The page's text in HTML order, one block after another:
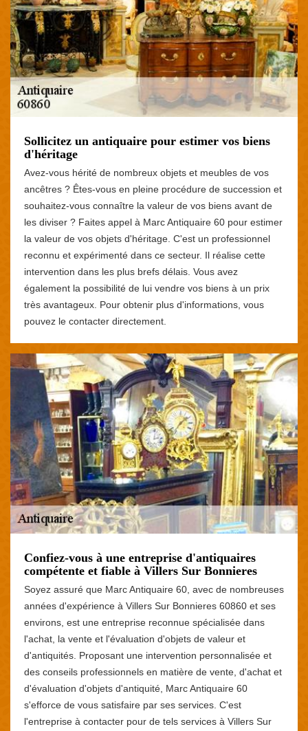
Sollicitez un antiquaire pour estimer vos biens
d'héritage
Avez-vous hérité de nombreux objets et meubles de vos
ancêtres ? Êtes-vous en pleine procédure de succession et
souhaitez-vous connaître la valeur de vos biens avant de
les diviser ? Faites appel à Marc Antiquaire 60 pour estimer
la valeur de vos objets d'héritage. C'est un professionnel
reconnu et expérimenté dans ce secteur. Il réalise cette
intervention dans les plus brefs délais. Vous avez
également la possibilité de lui vendre vos biens à un prix
très avantageux. Pour obtenir plus d'informations, vous
pouvez le contacter directement.
Confiez-vous à une entreprise d'antiquaires
compétente et fiable à Villers Sur Bonnieres
Soyez assuré que Marc Antiquaire 60, avec de nombreuses
années d'expérience à Villers Sur Bonnieres 60860 et ses
environs, est une entreprise reconnue spécialisée dans
l'achat, la vente et l'évaluation d'objets de valeur et
d'antiquités. Proposant une intervention personnalisée et
des conseils professionnels en matière de vente, d'achat et
d'évaluation d'objets d'antiquité, Marc Antiquaire 60
s'efforce de vous satisfaire par ses services. C'est
l'entreprise à contacter pour de tels services à Villers Sur